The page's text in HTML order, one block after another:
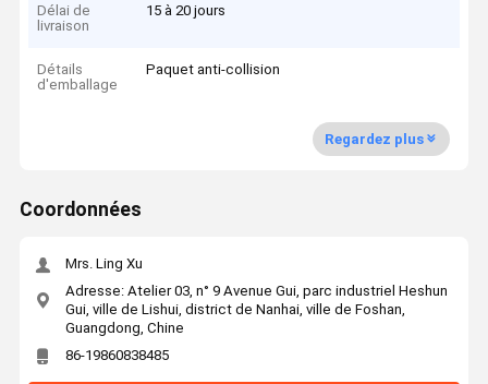
Délai de
livraison
15 à 20 jours
Détails
d'emballage
Paquet anti-collision
Regardez plus
Coordonnées
Mrs. Ling Xu
Adresse: Atelier 03, n° 9 Avenue Gui, parc industriel Heshun
Gui, ville de Lishui, district de Nanhai, ville de Foshan,
Guangdong, Chine
86-19860838485